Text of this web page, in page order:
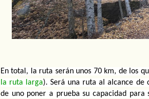
En total, la ruta serán unos 70 km, de los
la ruta larga). Será una ruta al alcance
de uno poner a prueba su capacidad